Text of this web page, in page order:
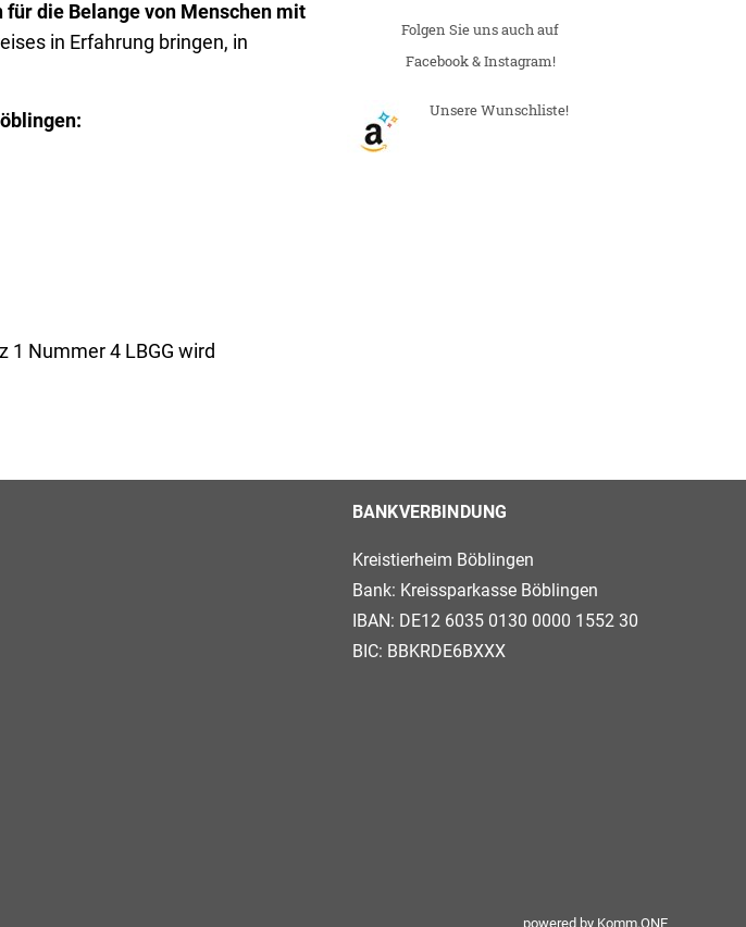
die Belange von Menschen mit
in Erfahrung bringen, in
Nummer 4 LBGG wird
Folgen Sie uns auch auf
Facebook & Instagram!
Unsere Wunschliste!
BANKVERBINDUNG
Kreistierheim Böblingen
Bank: Kreissparkasse Böblingen
IBAN: DE12 6035 0130 0000 1552 30
BIC: BBKRDE6BXXX
powered by Komm.ONE